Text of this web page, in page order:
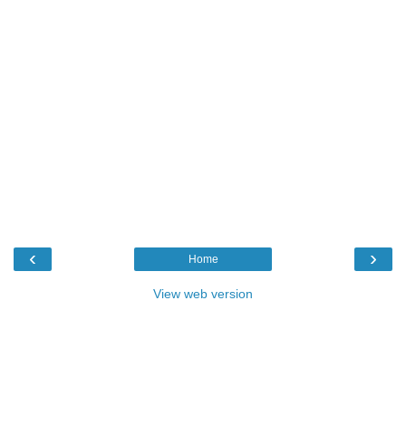
‹ ›
Home
View web version